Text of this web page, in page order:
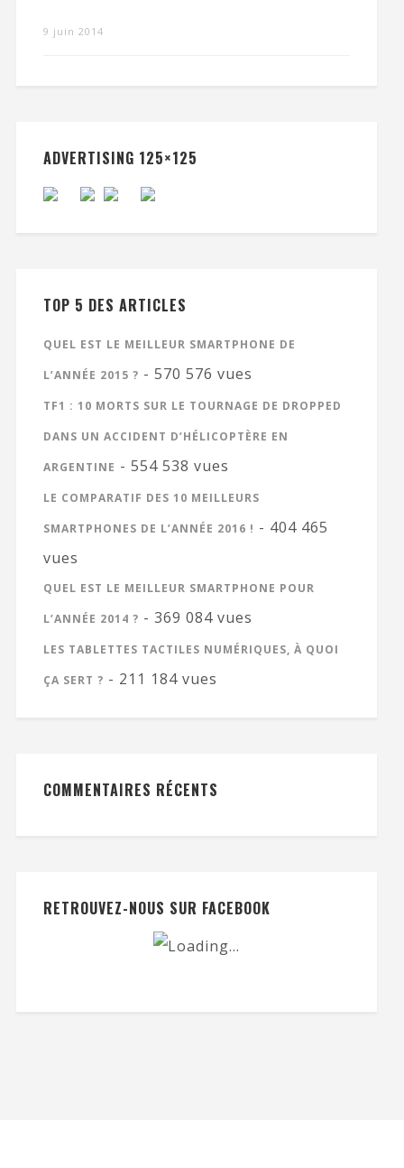
9 juin 2014
ADVERTISING 125×125
TOP 5 DES ARTICLES
QUEL EST LE MEILLEUR SMARTPHONE DE
L’ANNÉE 2015 ? - 570 576 vues
TF1 : 10 MORTS SUR LE TOURNAGE DE DROPPED
DANS UN ACCIDENT D’HÉLICOPTÈRE EN
ARGENTINE - 554 538 vues
LE COMPARATIF DES 10 MEILLEURS
SMARTPHONES DE L’ANNÉE 2016 ! - 404 465
vues
QUEL EST LE MEILLEUR SMARTPHONE POUR
L’ANNÉE 2014 ? - 369 084 vues
LES TABLETTES TACTILES NUMÉRIQUES, À QUOI
ÇA SERT ? - 211 184 vues
COMMENTAIRES RÉCENTS
RETROUVEZ-NOUS SUR FACEBOOK